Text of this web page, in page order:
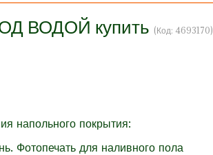
ВОДОЙ купить (Код: 4693170)
напольного покрытия:
Фотопечать для наливного пола